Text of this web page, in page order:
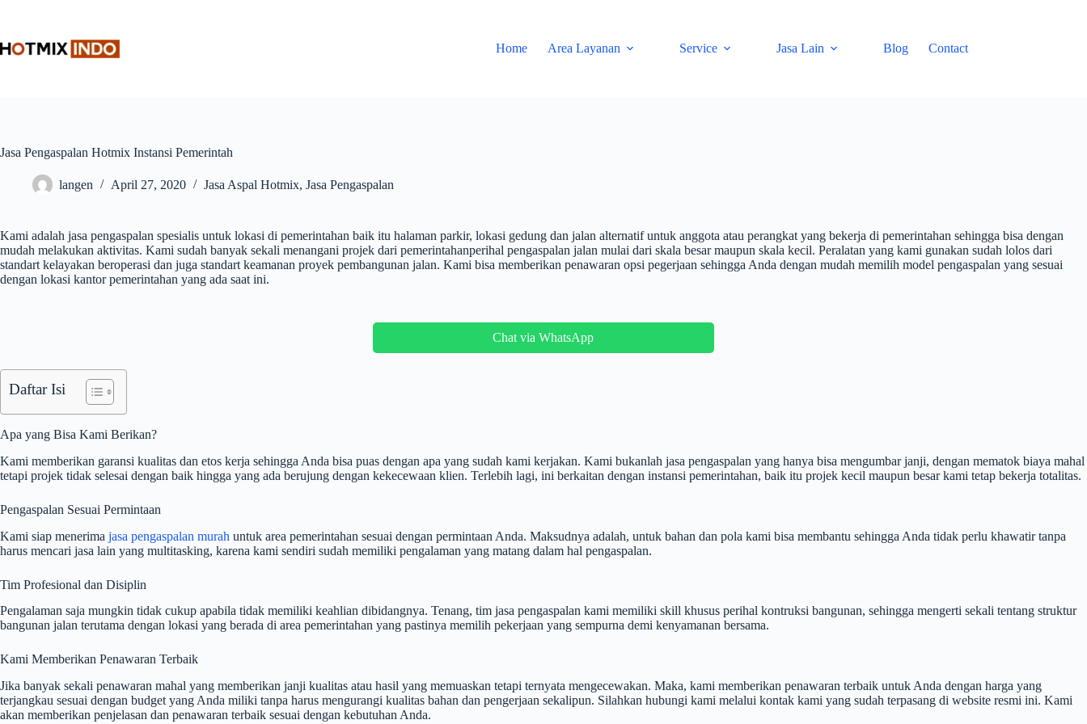
Home
Area Layanan Service Jasa Lain Blog Contact
Jasa Pengaspalan Hotmix Instansi Pemerintah
langen April 27, 2020 Jasa Aspal Hotmix, Jasa Pengaspalan
Kami adalah jasa pengaspalan spesialis untuk lokasi di pemerintahan baik itu halaman parkir, lokasi gedung dan jalan alternatif untuk anggota atau perangkat yang bekerja di pemerintahan sehingga bisa dengan
mudah melakukan aktivitas. Kami sudah banyak sekali menangani projek dari pemerintahanperihal pengaspalan jalan mulai dari skala besar maupun skala kecil. Peralatan yang kami gunakan sudah lolos dari
standart kelayakan beroperasi dan juga standart keamanan proyek pembangunan jalan. Kami bisa memberikan penawaran opsi pegerjaan sehingga Anda dengan mudah memilih model pengaspalan yang sesuai
dengan lokasi kantor pemerintahan yang ada saat ini.
Chat via WhatsApp
Daftar Isi
Apa yang Bisa Kami Berikan?
Kami memberikan garansi kualitas dan etos kerja sehingga Anda bisa puas dengan apa yang sudah kami kerjakan. Kami bukanlah jasa pengaspalan yang hanya bisa mengumbar janji, dengan mematok biaya mahal
tetapi projek tidak selesai dengan baik hingga yang ada berujung dengan kekecewaan klien. Terlebih lagi, ini berkaitan dengan instansi pemerintahan, baik itu projek kecil maupun besar kami tetap bekerja totalitas.
Pengaspalan Sesuai Permintaan
Kami siap menerima jasa pengaspalan murah untuk area pemerintahan sesuai dengan permintaan Anda. Maksudnya adalah, untuk bahan dan pola kami bisa membantu sehingga Anda tidak perlu khawatir tanpa
harus mencari jasa lain yang multitasking, karena kami sendiri sudah memiliki pengalaman yang matang dalam hal pengaspalan.
Tim Profesional dan Disiplin
Pengalaman saja mungkin tidak cukup apabila tidak memiliki keahlian dibidangnya. Tenang, tim jasa pengaspalan kami memiliki skill khusus perihal kontruksi bangunan, sehingga mengerti sekali tentang struktur
bangunan jalan terutama dengan lokasi yang berada di area pemerintahan yang pastinya memilih pekerjaan yang sempurna demi kenyamanan bersama.
Kami Memberikan Penawaran Terbaik
Jika banyak sekali penawaran mahal yang memberikan janji kualitas atau hasil yang memuaskan tetapi ternyata mengecewakan. Maka, kami memberikan penawaran terbaik untuk Anda dengan harga yang
terjangkau sesuai dengan budget yang Anda miliki tanpa harus mengurangi kualitas bahan dan pengerjaan sekalipun. Silahkan hubungi kami melalui kontak kami yang sudah terpasang di website resmi ini. Kami
akan memberikan penjelasan dan penawaran terbaik sesuai dengan kebutuhan Anda.